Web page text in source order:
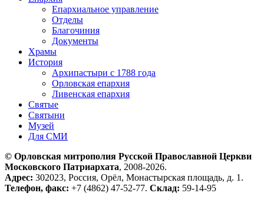
Епархиальное управление
Отделы
Благочиния
Документы
Храмы
История
Архипастыри с 1788 года
Орловская епархия
Ливенская епархия
Святые
Святыни
Музей
Для СМИ
© Орловская митрополия Русской Православной Церкви
Московского Патриархата, 2008-2026.
Адрес: 302023, Россия, Орёл, Монастырская площадь, д. 1.
Телефон, факс: +7 (4862) 47-52-77. Склад: 59-14-95